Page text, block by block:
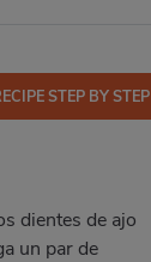
STEP BY STEP
dientes de ajo
un par de